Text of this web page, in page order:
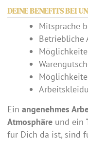
DEINE BENEFITS BEI
Mitsprache
Betriebliche
Ein angenehmes
Atmosphäre und ein
für Dich da ist, sind